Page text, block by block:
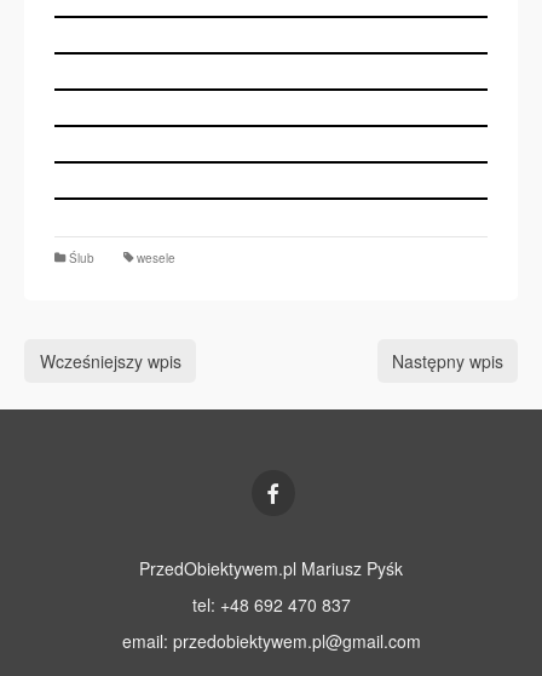
Ślub wesele
Wcześniejszy wpis Następny wpis
PrzedObiektywem.pl Mariusz Pyśk
tel: +48 692 470 837
email: przedobiektywem.pl@gmail.com